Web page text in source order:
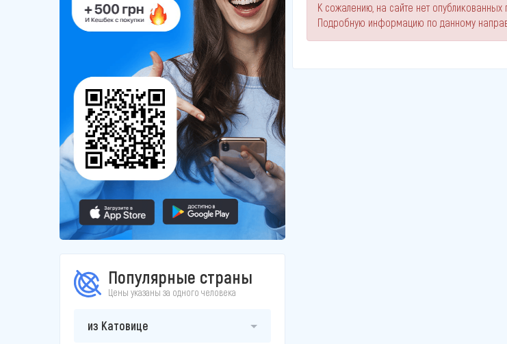
Популярные страны
Цены указаны за одного человека
из Катовице
К сожалению, на сайте нет
Подробную информацию по данному